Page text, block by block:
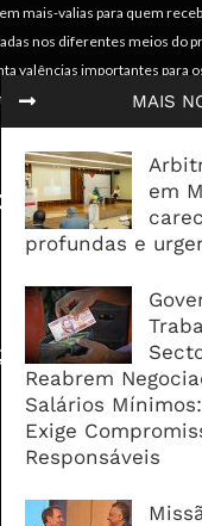
MAIS
em
profundas e
Reabrem
Salários
Exige
Responsáveis
mais-valias para quem
nos diferentes meios do
valências importantes para
Emprego,
Execução No
Nova Capacidade
Moçambique No
Suficiência E Das